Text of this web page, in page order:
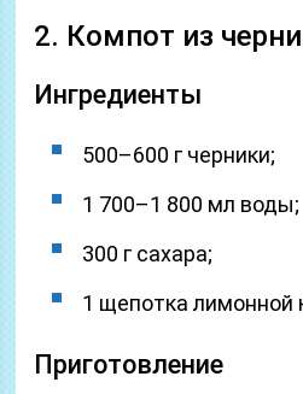
2. Компот из
Ингредиенты
500–600 г черники;
1 700–1 800 мл воды;
300 г сахара;
1 щепотка лимонной
Приготовление